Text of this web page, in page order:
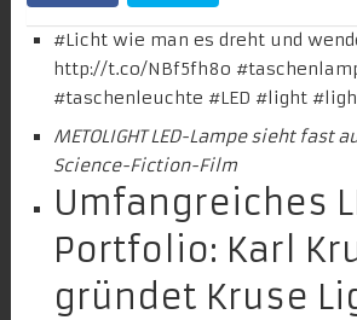
#Licht wie man es dreht und
http://t.co/NBf5fh8o #
#taschenleuchte #LED #light #
METOLIGHT LED-Lampe sieht fast
Science-Fiction-Film
Umfangreiches
Portfolio: Karl
gründet Kruse